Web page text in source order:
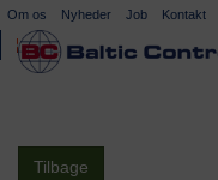
Tilbage
Om os Nyheder Job Kontakt